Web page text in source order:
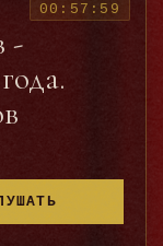
-
00:57:59